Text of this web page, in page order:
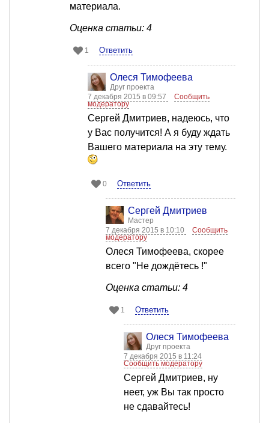
материала.
Оценка статьи: 4
1 Ответить
Олеся Тимофеева
Друг проекта
7 декабря 2015 в 09:57
Сообщить
модератору
Сергей Дмитриев, надеюсь, что
у Вас получится! А я буду ждать
Вашего материала на эту тему.
0 Ответить
Сергей Дмитриев
Мастер
7 декабря 2015 в 10:10
Сообщить
модератору
Олеся Тимофеева, скорее
всего "Не дождётесь !"
Оценка статьи: 4
1 Ответить
Олеся Тимофеева
Друг проекта
7 декабря 2015 в 11:24
Сообщить модератору
Сергей Дмитриев, ну
неет, уж Вы так просто
не сдавайтесь!